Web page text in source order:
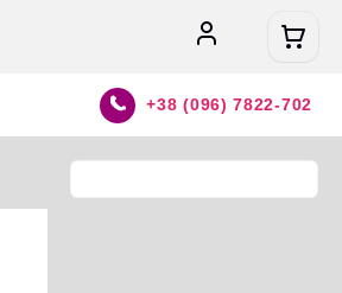
+38 (096) 7822-702